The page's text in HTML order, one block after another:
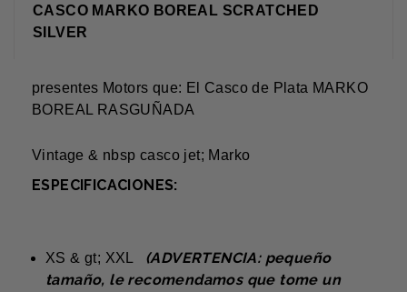
CASCO MARKO BOREAL SCRATCHED
SILVER
presentes Motors que: El Casco de Plata MARKO
BOREAL RASGUÑADA
Vintage & nbsp casco jet; Marko
ESPECIFICACIONES:
XS & gt; XXL (ADVERTENCIA: pequeño
tamaño, le recomendamos que tome un